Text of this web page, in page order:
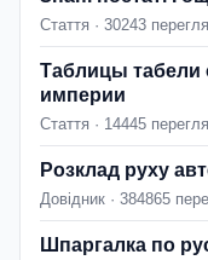
Стаття · 30243
Таблицы табели
империи
Стаття · 14445
Розклад руху
Довідник · 384865
Шпаргалка по